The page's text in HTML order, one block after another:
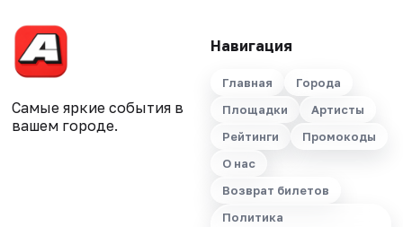
Самые яркие события в
вашем городе.
Навигация
Главная
Города
Площадки
Артисты
Рейтинги
Промокоды
О нас
Возврат билетов
Политика